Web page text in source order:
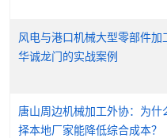
风电与港口机械大型零部件加
华诚龙门的实战案例
唐山周边机械加工外协：为什
择本地厂家能降低综合成本？